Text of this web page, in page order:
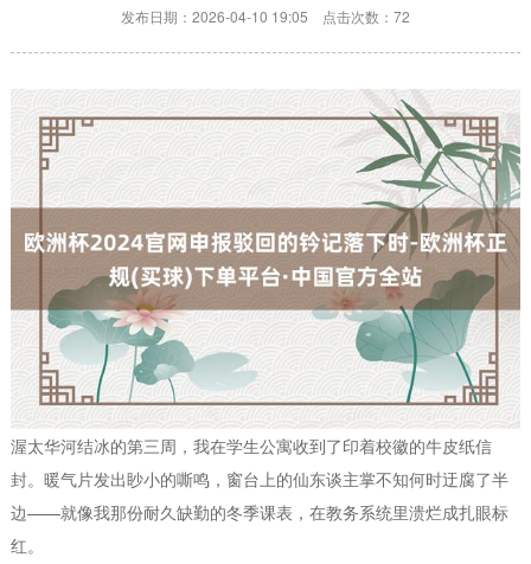
发布日期：2026-04-10 19:05 点击次数：72
渥太华河结冰的第三周，我在学生公寓收到了印着校徽的牛皮纸信
封。暖气片发出眇小的嘶鸣，窗台上的仙东谈主掌不知何时迂腐了半
边——就像我那份耐久缺勤的冬季课表，在教务系统里溃烂成扎眼标
红。